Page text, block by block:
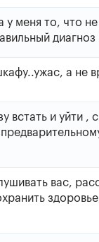
у меня то, что
диагноз
а не
встать и уйти ,
вас,